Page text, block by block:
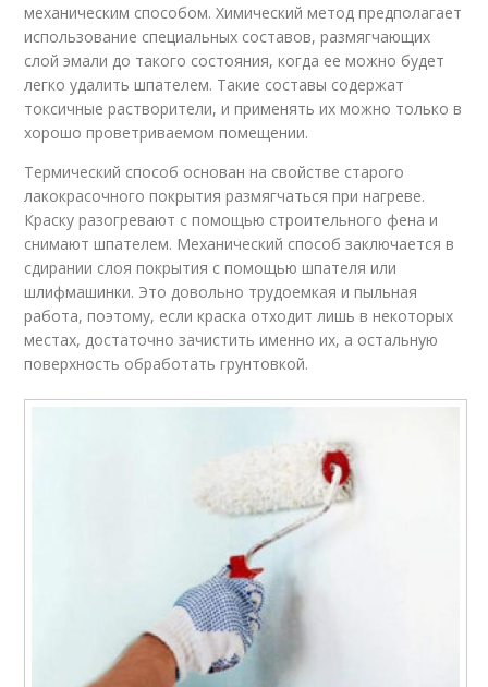
механическим способом. Химический метод предполагает
использование специальных составов, размягчающих
слой эмали до такого состояния, когда ее можно будет
легко удалить шпателем. Такие составы содержат
токсичные растворители, и применять их можно только в
хорошо проветриваемом помещении.
Термический способ основан на свойстве старого
лакокрасочного покрытия размягчаться при нагреве.
Краску разогревают с помощью строительного фена и
снимают шпателем. Механический способ заключается в
сдирании слоя покрытия с помощью шпателя или
шлифмашинки. Это довольно трудоемкая и пыльная
работа, поэтому, если краска отходит лишь в некоторых
местах, достаточно зачистить именно их, а остальную
поверхность обработать грунтовкой.